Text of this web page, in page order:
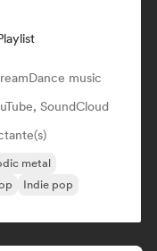
Dance music
SoundCloud
metal
Indie pop